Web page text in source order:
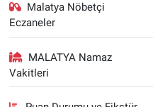
Malatya Nöbetçi
Eczaneler
MALATYA Namaz
Vakitleri